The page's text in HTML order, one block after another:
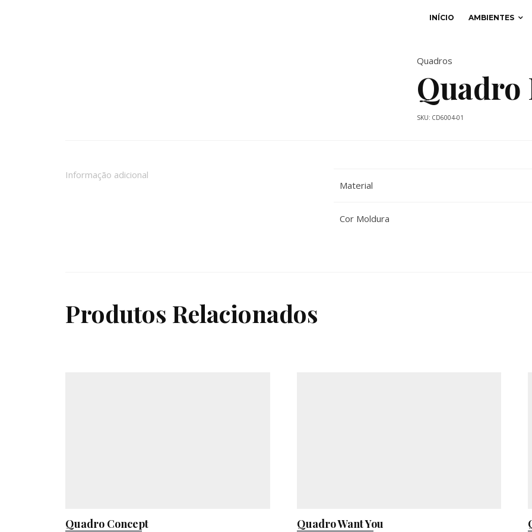
INÍCIO AMBIENTES
Quadros
SKU: CD6004-01
Informação adicional
Material
Cor Moldura
Produtos Relacionados
Quadro Concept Quadro Want You